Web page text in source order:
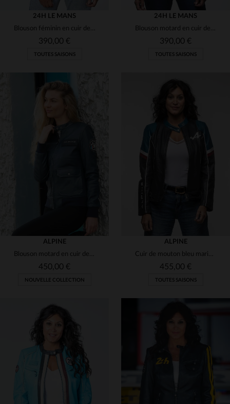
TAILLES DISPONIBLES
24H LE MANS
Blouson féminin en cuir de mouton orange.Coupe slim, look décontracté.
390,00 €
TOUTES SAISONS
TAILLES DISPONIBLES
24H LE MANS
Blouson motard en cuir de mouton bleu océan, léger et souple.
390,00 €
TOUTES SAISONS
TAILLES DISPONIBLES
ALPINE
Blouson motard en cuir de mouton bleu royal, coupe droite et élégante.
450,00 €
NOUVELLE COLLECTION
TAILLES DISPONIBLES
ALPINE
Cuir de mouton bleu marine, style motorsport, col motard et souplesse.
455,00 €
TOUTES SAISONS